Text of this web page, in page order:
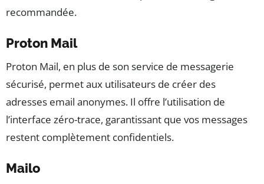
recommandée.
Proton Mail
Proton Mail, en plus de son service de messagerie
sécurisé, permet aux utilisateurs de créer des
adresses email anonymes. Il offre l’utilisation de
l’interface zéro-trace, garantissant que vos messages
restent complètement confidentiels.
Mailo